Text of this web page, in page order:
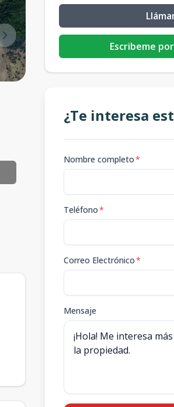
Escribeme
¿Te interesa
Nombre completo*
Teléfono*
Correo Electrónico*
Mensaje